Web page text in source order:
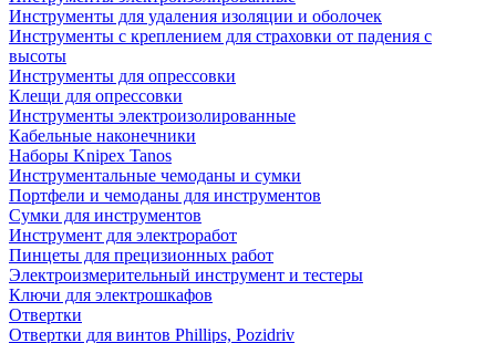
Инструменты для удаления изоляции и оболочек
Инструменты с креплением для страховки от падения с
высоты
Инструменты для опрессовки
Клещи для опрессовки
Инструменты электроизолированные
Кабельные наконечники
Наборы Knipex Tanos
Инструментальные чемоданы и сумки
Портфели и чемоданы для инструментов
Сумки для инструментов
Инструмент для электроработ
Пинцеты для прецизионных работ
Электроизмерительный инструмент и тестеры
Ключи для электрошкафов
Отвертки
Отвертки для винтов Phillips, Pozidriv